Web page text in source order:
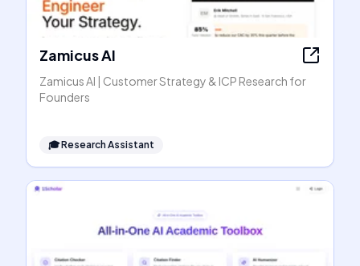
Zamicus AI
Zamicus AI | Customer Strategy & ICP Research for
Founders
🎓Research Assistant